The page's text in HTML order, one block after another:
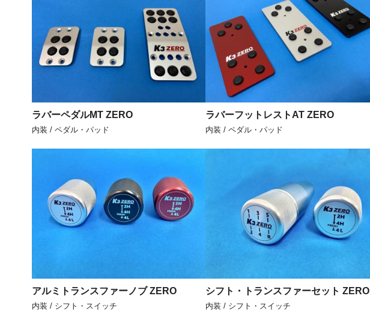
ラバーペダルMT ZERO
内装 / ペダル・パッド
ラバーフットレストAT ZERO
内装 / ペダル・パッド
アルミトランスファーノブ ZERO
内装 / シフト・スイッチ
シフト・トランスファーセット ZERO
内装 / シフト・スイッチ